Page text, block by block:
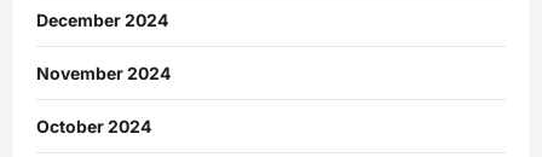
December 2024
November 2024
October 2024